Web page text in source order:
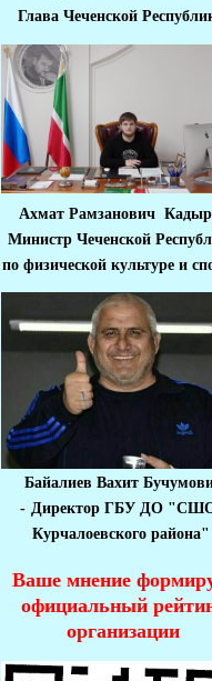
Глава Чеченской
Ахмат Рамзанович
Министр Чеченской
по физической культуре и
Байалиев Вахит
- Директор ГБУ ДО
Курчалоевского района"
Ваше мнение
официальный
организации